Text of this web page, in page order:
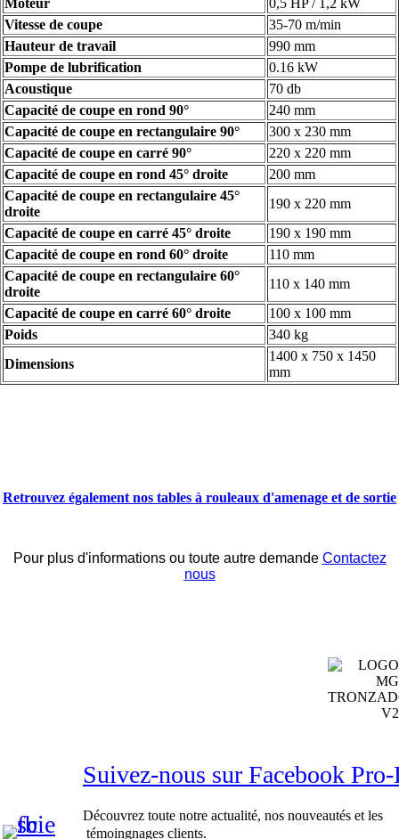
Vitesse de coupe
35-70 m/min
Hauteur de travail
990 mm
Pompe de lubrification
0.16 kW
Acoustique
70 db
Capacité de coupe en rond 90°
240 mm
Capacité de coupe en rectangulaire 90°
300 x 230 mm
Capacité de coupe en carré 90°
220 x 220 mm
Capacité de coupe en rond 45° droite
200 mm
Capacité de coupe en rectangulaire 45°
droite
190 x 220 mm
Capacité de coupe en carré 45° droite
190 x 190 mm
Capacité de coupe en rond 60° droite
110 mm
Capacité de coupe en rectangulaire 60°
droite
110 x 140 mm
Capacité de coupe en carré 60° droite
100 x 100 mm
Poids
340 kg
Dimensions
1400 x 750 x 1450
mm
Retrouvez également nos tables à rouleaux d'amenage et de sortie
Pour plus d'informations ou toute autre demande Contactez
nous
Suivez-nous sur Facebook
Découvrez toute notre actualité, nos nouveautés et les
témoingnages clients.